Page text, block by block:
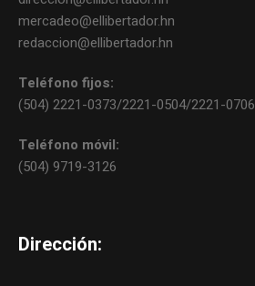
mercadeo@ellibertador.hn
redaccion@ellibertador.hn
Teléfono fijos:
(504) 2221-0373/2221-0504/2221-0706
Teléfono móvil:
(504) 9719-3126
Dirección: